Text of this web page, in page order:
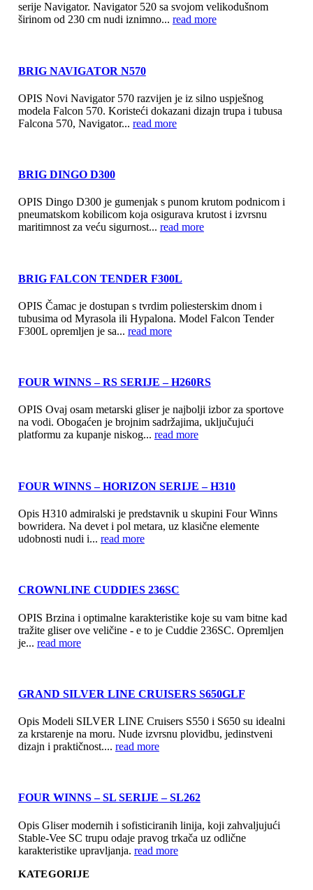
serije Navigator. Navigator 520 sa svojom velikodušnom
širinom od 230 cm nudi iznimno... read more
BRIG NAVIGATOR N570
OPIS Novi Navigator 570 razvijen je iz silno uspješnog
modela Falcon 570. Koristeći dokazani dizajn trupa i tubusa
Falcona 570, Navigator... read more
BRIG DINGO D300
OPIS Dingo D300 je gumenjak s punom krutom podnicom i
pneumatskom kobilicom koja osigurava krutost i izvrsnu
maritimnost za veću sigurnost... read more
BRIG FALCON TENDER F300L
OPIS Čamac je dostupan s tvrdim poliesterskim dnom i
tubusima od Myrasola ili Hypalona. Model Falcon Tender
F300L opremljen je sa... read more
FOUR WINNS – RS SERIJE – H260RS
OPIS Ovaj osam metarski gliser je najbolji izbor za sportove
na vodi. Obogaćen je brojnim sadržajima, uključujući
platformu za kupanje niskog... read more
FOUR WINNS – HORIZON SERIJE – H310
Opis H310 admiralski je predstavnik u skupini Four Winns
bowridera. Na devet i pol metara, uz klasične elemente
udobnosti nudi i... read more
CROWNLINE CUDDIES 236SC
OPIS Brzina i optimalne karakteristike koje su vam bitne kad
tražite gliser ove veličine - e to je Cuddie 236SC. Opremljen
je... read more
GRAND SILVER LINE CRUISERS S650GLF
Opis Modeli SILVER LINE Cruisers S550 i S650 su idealni
za krstarenje na moru. Nude izvrsnu plovidbu, jedinstveni
dizajn i praktičnost.... read more
FOUR WINNS – SL SERIJE – SL262
Opis Gliser modernih i sofisticiranih linija, koji zahvaljujući
Stable-Vee SC trupu odaje pravog trkača uz odlične
karakteristike upravljanja. read more
KATEGORIJE